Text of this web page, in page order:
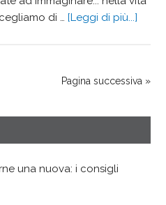
di …[Leggi di più...]
Pagina successiva »
una nuova: i consigli